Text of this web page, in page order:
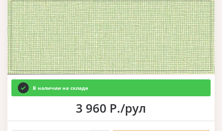
В наличии на складе
3 960 Р./рул